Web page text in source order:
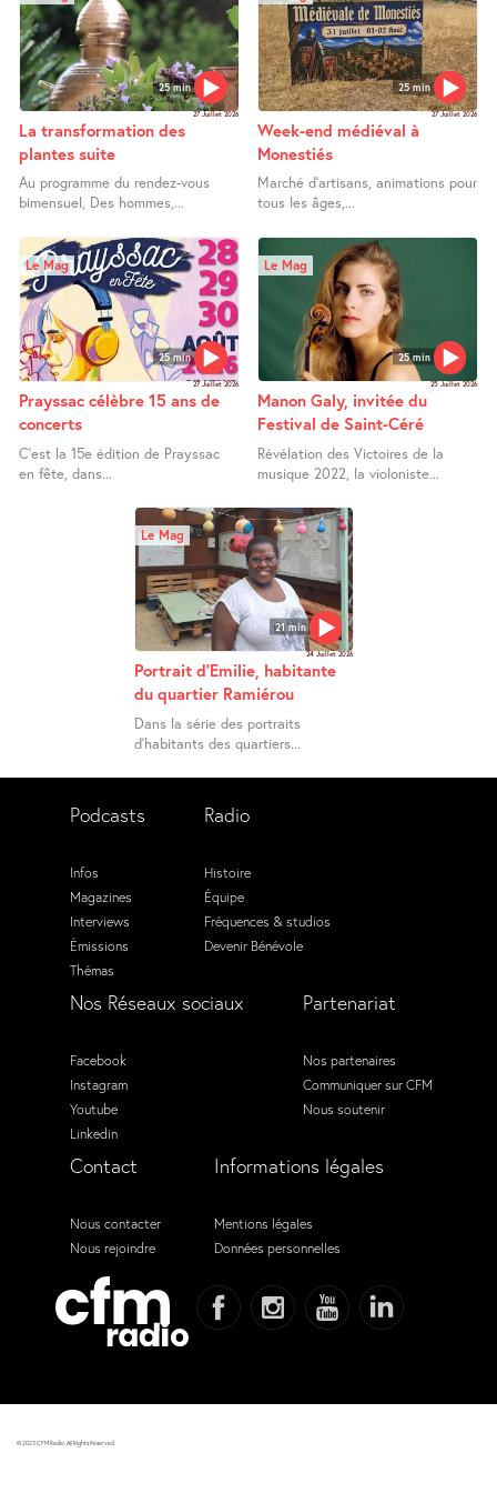
25 min
27 Juillet 2026
La transformation des
plantes suite
Au programme du rendez-vous
bimensuel, Des hommes,...
25 min
27 Juillet 2026
Week-end médiéval à
Monestiés
Marché d’artisans, animations pour
tous les âges,...
25 min
Le Mag
27 Juillet 2026
Prayssac célèbre 15 ans de
concerts
C’est la 15e édition de Prayssac
en fête, dans...
25 min
Le Mag
25 Juillet 2026
Manon Galy, invitée du
Festival de Saint-Céré
Révélation des Victoires de la
musique 2022, la violoniste...
21 min
Le Mag
24 Juillet 2026
Portrait d’Emilie, habitante
du quartier Ramiérou
Dans la série des portraits
d’habitants des quartiers...
Podcasts
Infos
Magazines
Interviews
Émissions
Thémas
Radio
Histoire
Équipe
Fréquences & studios
Devenir Bénévole
Nos Réseaux sociaux
Facebook
Instagram
Youtube
Linkedin
Partenariat
Nos partenaires
Communiquer sur CFM
Nous soutenir
Contact
Nous contacter
Nous rejoindre
Informations légales
Mentions légales
Données personnelles
© 2023 CFM Radio. All Rights Reserved.